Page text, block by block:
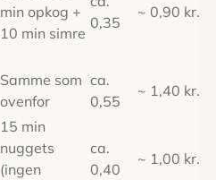
min opkog +
10 min simre
0,35
~ 0,90 kr.
Samme som
ovenfor
ca.
0,55
~ 1,40 kr.
15 min
nuggets
(ingen
ca.
0,40
~ 1,00 kr.